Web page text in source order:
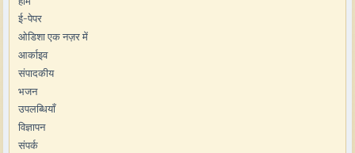
ई-पेपर
ओडिशा एक नज़र में
आर्काइव
संपादकीय
भजन
उपलब्धियाँ
विज्ञापन
संपर्क